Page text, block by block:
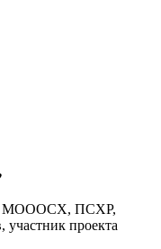
МОООСХ, ПСХР,
участник проекта